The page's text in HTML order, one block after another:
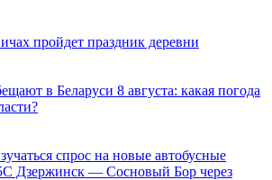
пройдет праздник деревни
в Беларуси 8 августа: какая погода
спрос на новые автобусные
Дзержинск — Сосновый Бор через